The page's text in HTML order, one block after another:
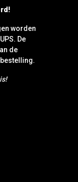
worden
De
de